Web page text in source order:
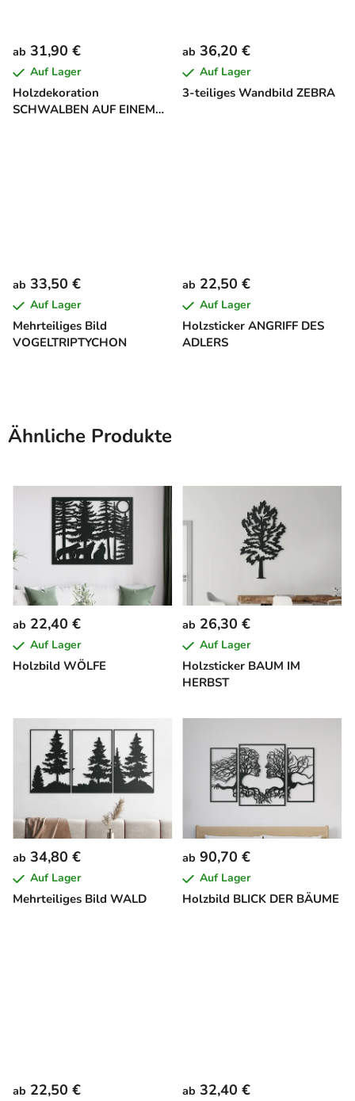
Holzdekoration
SCHWALBEN AUF EINEM
ab 31,90 €
Auf Lager
3-teiliges Wandbild ZEBRA
ab 36,20 €
Auf Lager
Mehrteiliges Bild
VOGELTRIPTYCHON
ab 33,50 €
Auf Lager
Holzsticker ANGRIFF DES
ADLERS
ab 22,50 €
Auf Lager
Ähnliche Produkte
Holzbild WÖLFE
ab 22,40 €
Auf Lager
Holzsticker BAUM IM
HERBST
ab 26,30 €
Auf Lager
Mehrteiliges Bild WALD
ab 34,80 €
Auf Lager
Holzbild BLICK DER BÄUME
ab 90,70 €
Auf Lager
ab 22,50 € ab 32,40 €